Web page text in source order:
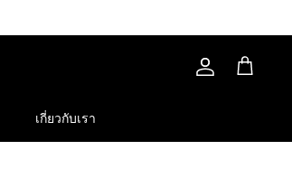
รถ
เกี่ยวกับเรา